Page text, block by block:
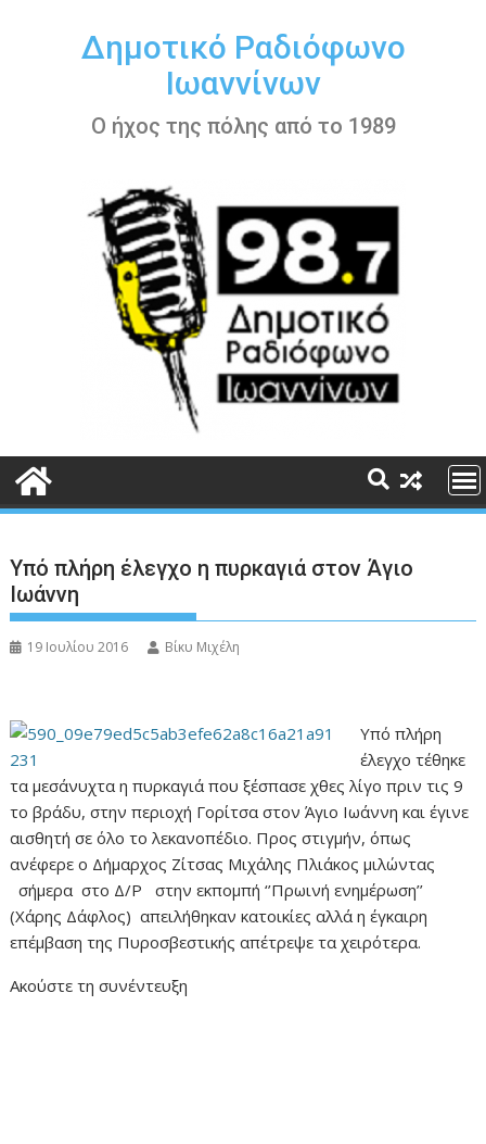
περιεχόμενοΔημοτικό Ραδιόφωνο
Ιωαννίνων
Ο ήχος της πόλης από το 1989
Υπό πλήρη έλεγχο η πυρκαγιά στον Άγιο
Ιωάννη
19 Ιουλίου 2016 Βίκυ Μιχέλη
Υπό πλήρη
έλεγχο τέθηκε
τα μεσάνυχτα η πυρκαγιά που ξέσπασε χθες λίγο πριν τις 9
το βράδυ, στην περιοχή Γορίτσα στον Άγιο Ιωάννη και έγινε
αισθητή σε όλο το λεκανοπέδιο. Προς στιγμήν, όπως
ανέφερε ο Δήμαρχος Ζίτσας Μιχάλης Πλιάκος μιλώντας
σήμερα στο Δ/Ρ στην εκπομπή ‘’Πρωινή ενημέρωση’’
(Χάρης Δάφλος) απειλήθηκαν κατοικίες αλλά η έγκαιρη
επέμβαση της Πυροσβεστικής απέτρεψε τα χειρότερα.
Ακούστε τη συνέντευξη